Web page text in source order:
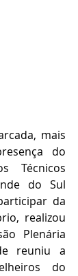
mais
do
Técnicos
do Sul
da
realizou
Plenária
reuniu a
do